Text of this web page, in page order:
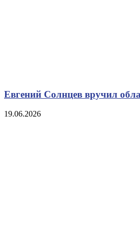
Евгений Солнцев вручил
19.06.2026